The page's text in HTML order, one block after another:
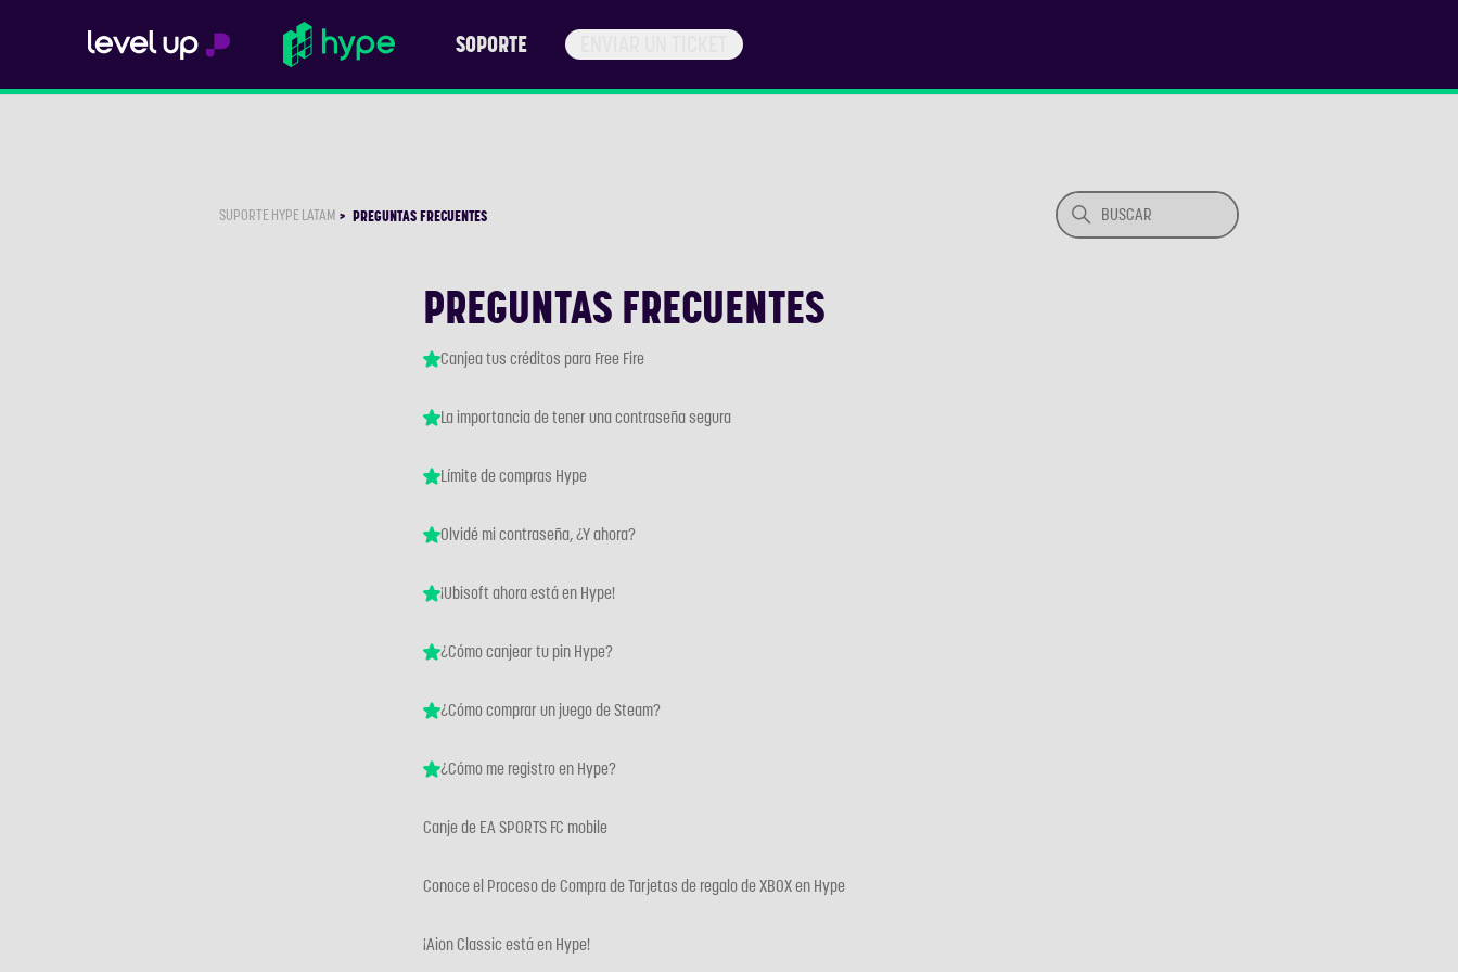
SOPORTE
SUPORTE HYPE LATAM PREGUNTAS FRECUENTES
PREGUNTAS FRECUENTES
Canjea tus créditos para Free Fire
La importancia de tener una contraseña segura
Límite de compras Hype
Olvidé mi contraseña, ¿Y ahora?
¡Ubisoft ahora está en Hype!
¿Cómo canjear tu pin Hype?
¿Cómo comprar un juego de Steam?
¿Cómo me registro en Hype?
Canje de EA SPORTS FC mobile
Conoce el Proceso de Compra de Tarjetas de regalo de XBOX en Hype
¡Aion Classic está en Hype!